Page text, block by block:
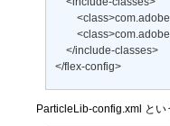
    </include-classes>
</flex-config>
ParticleLib-config.xml とい